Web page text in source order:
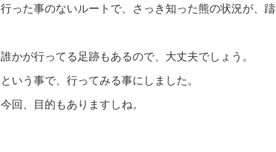
行った事のないルートで、さっき知った熊の状況が、
誰かが行ってる足跡もあるので、大丈夫でしょう。
という事で、行ってみる事にしました。
今回、目的もありますしね。